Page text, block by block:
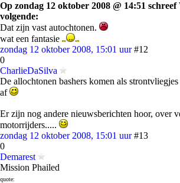
Op zondag 12 oktober 2008 @ 14:51
volgende:
Dat zijn vast autochtonen.
wat een fantasie
zondag 12 oktober 2008, 15:01 uur #12
0
CharlieDaSilva
De allochtonen bashers komen als
af
Er zijn nog andere nieuwsberichten hoor, over
motorrijders.....
zondag 12 oktober 2008, 15:01 uur #13
0
Demarest
Mission Phailed
quote: